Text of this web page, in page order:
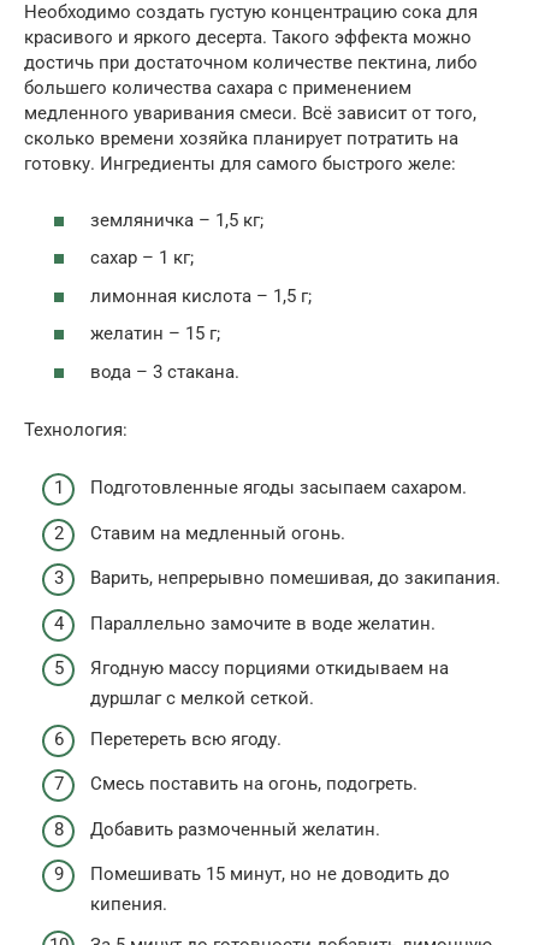
Необходимо создать густую концентрацию сока для
красивого и яркого десерта. Такого эффекта можно
достичь при достаточном количестве пектина, либо
большего количества сахара с применением
медленного уваривания смеси. Всё зависит от того,
сколько времени хозяйка планирует потратить на
готовку. Ингредиенты для самого быстрого желе:
земляничка – 1,5 кг;
сахар – 1 кг;
лимонная кислота – 1,5 г;
желатин – 15 г;
вода – 3 стакана.
Технология:
Подготовленные ягоды засыпаем сахаром.
Ставим на медленный огонь.
Варить, непрерывно помешивая, до закипания.
Параллельно замочите в воде желатин.
Ягодную массу порциями откидываем на
дуршлаг с мелкой сеткой.
Перетереть всю ягоду.
Смесь поставить на огонь, подогреть.
Добавить размоченный желатин.
Помешивать 15 минут, но не доводить до
кипения.